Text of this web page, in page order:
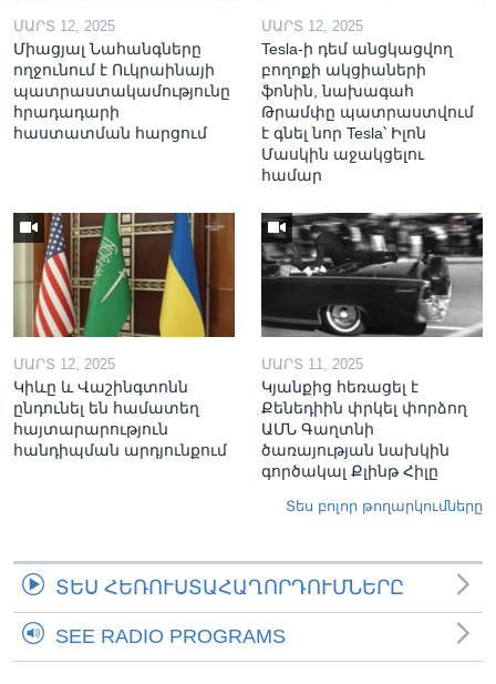
ՄԱՐՏ 12, 2025
Միացյալ Նահանգները
ողջունում է Ուկրաինայի
պատրաստակամությունը
հրադադարի
հաստատման հարցում
ՄԱՐՏ 12, 2025
Tesla-ի դեմ անցկացվող
բողոքի ակցիաների
ֆոնին, նախագահ
Թրամփը պատրաստվում
է գնել նոր Tesla՝ Իլոն
Մասկին աջակցելու
համար
ՄԱՐՏ 12, 2025
Կիևը և Վաշինգտոնն
ընդունել են համատեղ
հայտարարություն
հանդիպման արդյունքում
ՄԱՐՏ 11, 2025
Կյանքից հեռացել է
Քենեդիին փրկել փորձող
ԱՄՆ Գաղտնի
ծառայության նախկին
գործակալ Քլինթ Հիլը
Տես բոլոր թողարկումները
ՏԵՍ ՀԵՌՈՒՍՏԱՀԱՂՈՐԴՈՒՄՆԵՐԸ
SEE RADIO PROGRAMS